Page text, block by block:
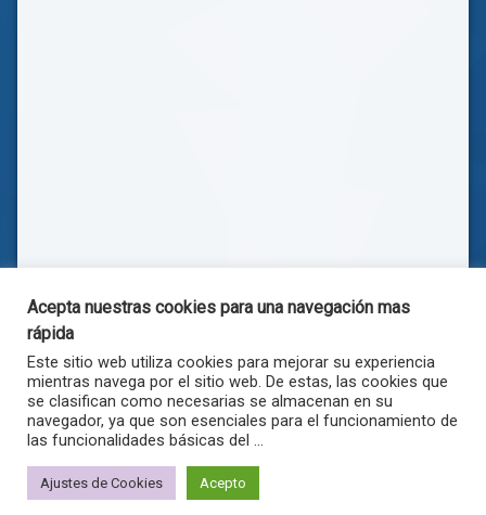
© . Todos los derechos reservados.
Acepta nuestras cookies para una navegación mas
rápida
Este sitio web utiliza cookies para mejorar su experiencia
mientras navega por el sitio web. De estas, las cookies que
se clasifican como necesarias se almacenan en su
navegador, ya que son esenciales para el funcionamiento de
las funcionalidades básicas del ...
Ajustes de Cookies Acepto